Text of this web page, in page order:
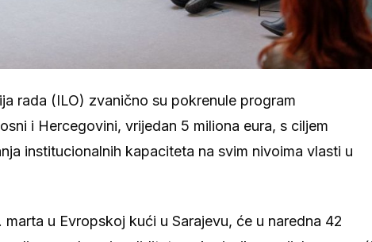
rada (ILO) zvanično su pokrenule program
i Hercegovini, vrijedan 5 miliona eura, s ciljem
institucionalnih kapaciteta na svim nivoima vlasti u
u Evropskoj kući u Sarajevu, će u naredna 42